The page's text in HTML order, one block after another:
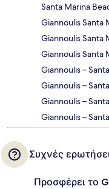
Santa Marina
Giannoulis Santa
Giannoulis Santa
Giannoulis Santa
Giannoulis –
Giannoulis –
Giannoulis –
Giannoulis –
Συχνές
Προσφέρει το